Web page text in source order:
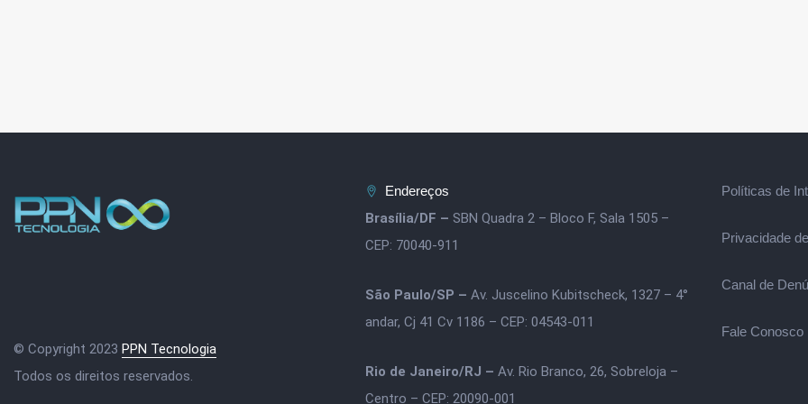
© Copyright 2023 PPN Tecnologia
Todos os direitos reservados.
Endereços
Brasília/DF – SBN Quadra 2 – Bloco F, Sala 1505 –
CEP: 70040-911
São Paulo/SP – Av. Juscelino Kubitscheck, 1327 – 4°
andar, Cj 41 Cv 1186 – CEP: 04543-011
Rio de Janeiro/RJ – Av. Rio Branco, 26, Sobreloja –
Centro – CEP: 20090-001
Políticas de
Privacidade
Canal de
Fale Conosco